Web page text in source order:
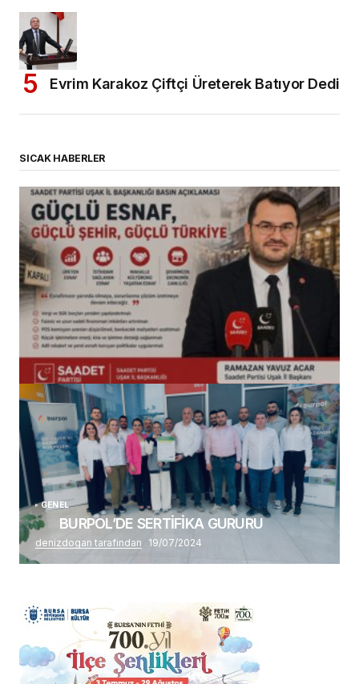
Evrim Karakoz Çiftçi Üreterek Batıyor Dedi
SICAK HABERLER
(başlıksız)
Alaattin Karahan tarafından 14/07/2026
GENEL
BURPOL’DE SERTİFİKA GURURU
denizdogan tarafından 19/07/2024